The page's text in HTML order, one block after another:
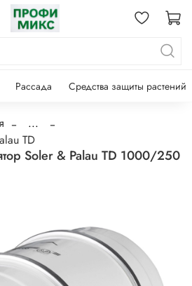
Рассада Средства защиты растений
...
TD
Soler & Palau TD 1000/250